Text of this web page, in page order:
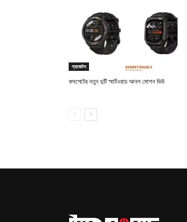
গ্যাজেটস
কসপেটের নতুন দুটি স্মার্টওয়াচ আনল মোশন ভিউ